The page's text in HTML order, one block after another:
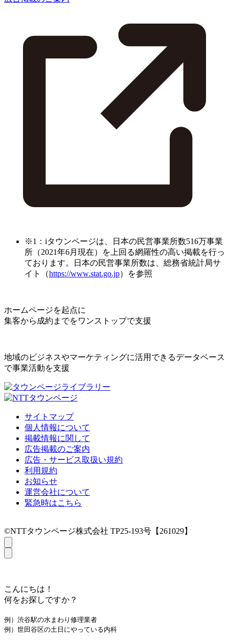
※1：iタウンページは、日本の民営事業所数516万事業
所（2021年6月現在）を上回る網羅性の高い掲載を行っ
ております。日本の民営事業所数は、総務省統計局サ
イト（https://www.stat.go.jp）を参照
ホームページを起点に
集客から成約までをワンストップで支援
地域のビジネスやマーケティングに活用できるデータベース
で事業活動を支援
サイトマップ
個人情報について
掲載情報に関して
広告掲載のご案内
広告・サービス取扱い規約
利用規約
お知らせ
運営会社について
緊急時はこちら
©NTTタウンページ株式会社 TP25-193号【261029】
こんにちは！
何をお探しですか？
例）渋谷駅の水まわり修理業者
例）世田谷区の土日にやっている内科